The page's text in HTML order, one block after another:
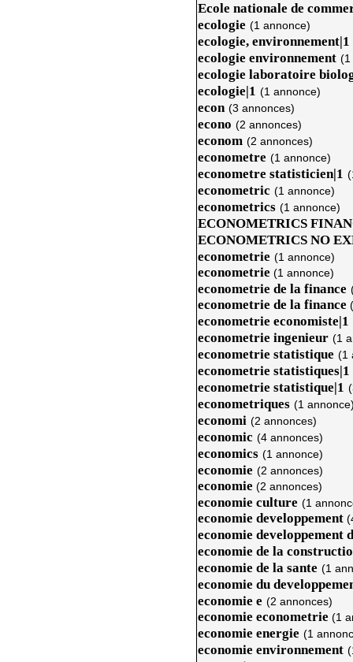
Ecole nationale de
ecologie (1 annonce)
ecologie, environnement|1
ecologie environnement (1
ecologie laboratoire
ecologie|1 (1 annonce)
econ (3 annonces)
econo (2 annonces)
econom (2 annonces)
econometre (1 annonce)
econometre statisticien|1
econometric (1 annonce)
econometrics (1 annonce)
ECONOMETRICS
ECONOMETRICS NO
econometrie (1 annonce)
econometrie (1 annonce)
econometrie de la finance
econometrie de la finance
econometrie economiste|1
econometrie ingenieur (1
econometrie statistique (1
econometrie statistiques|1
econometrie statistique|1
econometriques (1
economi (2 annonces)
economic (4 annonces)
economics (1 annonce)
economie (2 annonces)
economie (2 annonces)
economie culture (1
economie developpement
economie developpement
economie de la
economie de la sante (1
economie du
economie e (2 annonces)
economie econometrie (1
economie energie (1
economie environnement